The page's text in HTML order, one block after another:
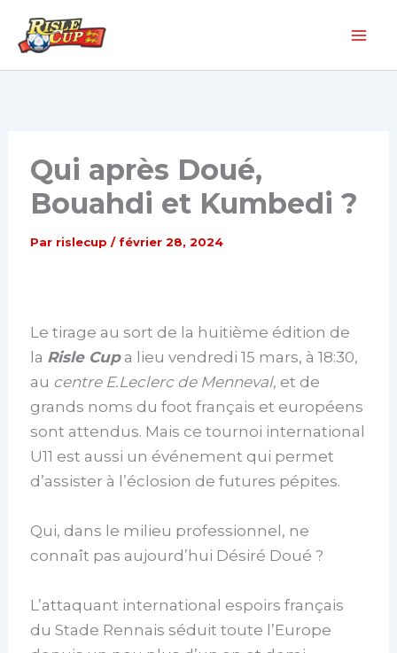
Qui après Doué,
Bouahdi et Kumbedi ?
Par rislecup/ février 28, 2024
Le tirage au sort de la huitième édition de
la Risle Cupa lieu vendredi 15 mars, à 18:30,
au centre E.Leclerc de Menneval, et de
grands noms du foot français et européens
sont attendus. Mais ce tournoi international
U11 est aussi un événement qui permet
d’assister à l’éclosion de futures pépites.
Qui, dans le milieu professionnel, ne
connaît pas aujourd’hui Désiré Doué ?
L’attaquant international espoirs français
du Stade Rennais séduit toute l’Europe